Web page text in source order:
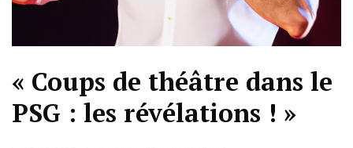
« Coups de théâtre dans le
PSG : les révélations ! »